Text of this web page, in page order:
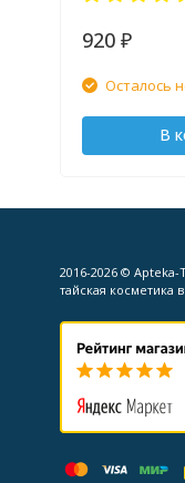
920 ₽
Осталось
В
2016-2026 © Apteka-
тайская косметика